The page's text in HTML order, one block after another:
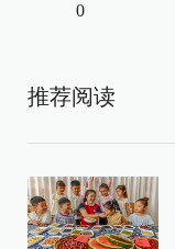
0
推荐阅读